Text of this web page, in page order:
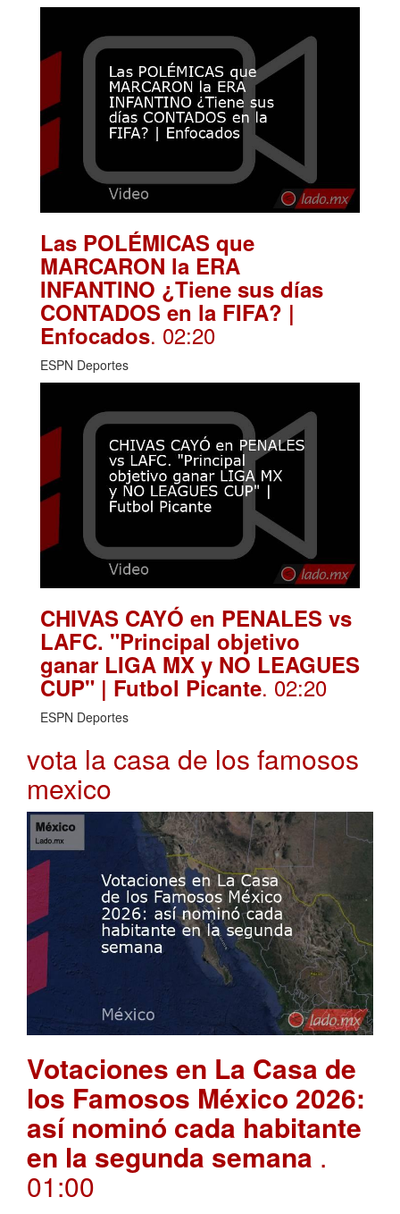
Las POLÉMICAS que
MARCARON la ERA
INFANTINO ¿Tiene sus días
CONTADOS en la FIFA? |
Enfocados. 02:20
ESPN Deportes
CHIVAS CAYÓ en PENALES vs
LAFC. "Principal objetivo
ganar LIGA MX y NO LEAGUES
CUP" | Futbol Picante. 02:20
ESPN Deportes
vota la casa de los famosos
mexico
Votaciones en La Casa de
los Famosos México 2026:
así nominó cada habitante
en la segunda semana .
01:00